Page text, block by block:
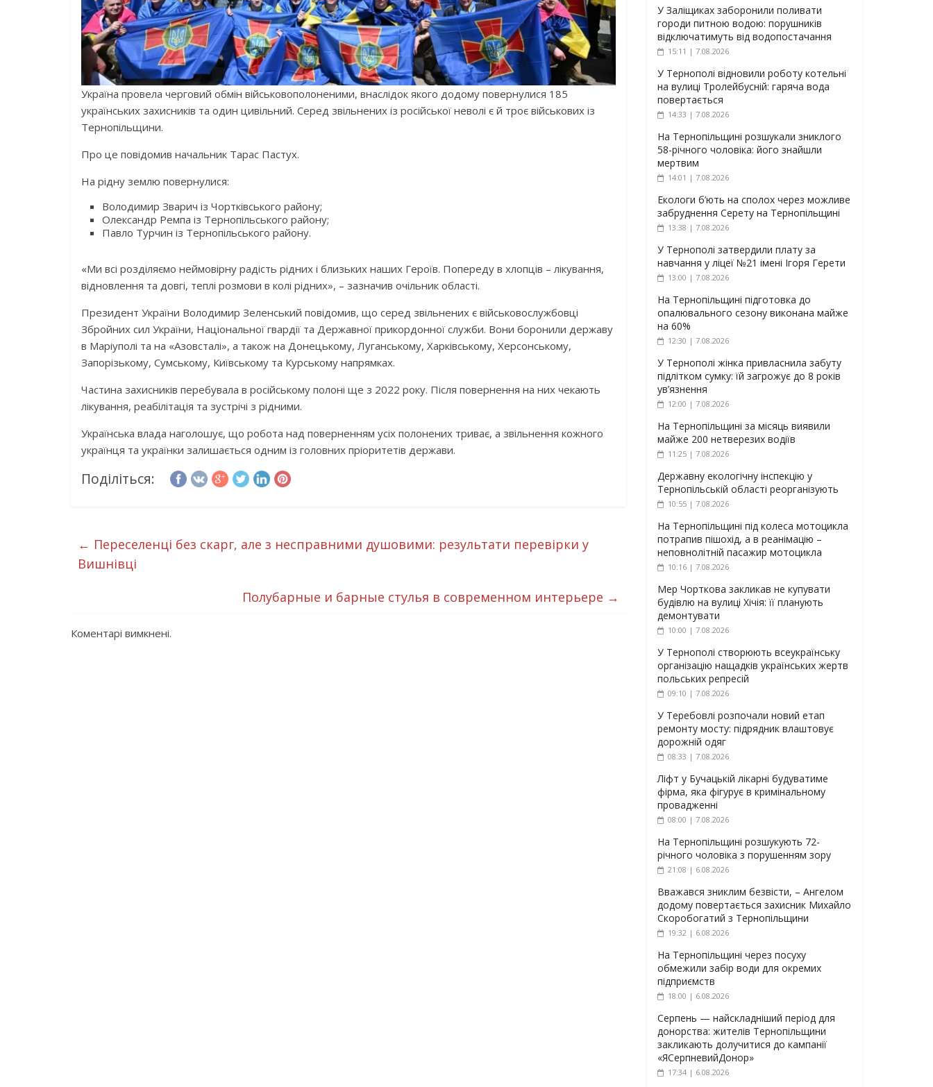
Україна провела черговий обмін військовополоненими, внаслідок якого додому повернулися 185
українських захисників та один цивільний. Серед звільнених із російської неволі є й троє військових із
Тернопільщини.
Про це повідомив начальник Тарас Пастух.
На рідну землю повернулися:
Володимир Зварич із Чортківського району;
Олександр Ремпа із Тернопільського району;
Павло Турчин із Тернопільського району.
«Ми всі розділяємо неймовірну радість рідних і близьких наших Героїв. Попереду в хлопців – лікування,
відновлення та довгі, теплі розмови в колі рідних», – зазначив очільник області.
Президент України Володимир Зеленський повідомив, що серед звільнених є військовослужбовці
Збройних сил України, Національної гвардії та Державної прикордонної служби. Вони боронили державу
в Маріуполі та на «Азовсталі», а також на Донецькому, Луганському, Харківському, Херсонському,
Запорізькому, Сумському, Київському та Курському напрямках.
Частина захисників перебувала в російському полоні ще з 2022 року. Після повернення на них чекають
лікування, реабілітація та зустрічі з рідними.
Українська влада наголошує, що робота над поверненням усіх полонених триває, а звільнення кожного
українця та українки залишається одним із головних пріоритетів держави.
Поділіться:
← Переселенці без скарг, але з несправними душовими: результати перевірки у
Вишнівці
Полубарные и барные стулья в современном интерьере →
Коментарі вимкнені.
У Заліщиках заборонили поливати
городи питною водою: порушників
відключатимуть від водопостачання
15:11 | 7.08.2026
У Тернополі відновили роботу котельні
на вулиці Тролейбусній: гаряча вода
повертається
14:33 | 7.08.2026
На Тернопільщині розшукали зниклого
58-річного чоловіка: його знайшли
мертвим
14:01 | 7.08.2026
Екологи б’ють на сполох через можливе
забруднення Серету на Тернопільщині
13:38 | 7.08.2026
У Тернополі затвердили плату за
навчання у ліцеї №21 імені Ігоря Герети
13:00 | 7.08.2026
На Тернопільщині підготовка до
опалювального сезону виконана майже
на 60%
12:30 | 7.08.2026
У Тернополі жінка привласнила забуту
підлітком сумку: їй загрожує до 8 років
ув’язнення
12:00 | 7.08.2026
На Тернопільщині за місяць виявили
майже 200 нетверезих водіїв
11:25 | 7.08.2026
Державну екологічну інспекцію у
Тернопільській області реорганізують
10:55 | 7.08.2026
На Тернопільщині під колеса мотоцикла
потрапив пішохід, а в реанімацію –
неповнолітній пасажир мотоцикла
10:16 | 7.08.2026
Мер Чорткова закликав не купувати
будівлю на вулиці Хічія: її планують
демонтувати
10:00 | 7.08.2026
У Тернополі створюють всеукраїнську
організацію нащадків українських жертв
польських репресій
09:10 | 7.08.2026
У Теребовлі розпочали новий етап
ремонту мосту: підрядник влаштовує
дорожній одяг
08:33 | 7.08.2026
Ліфт у Бучацькій лікарні будуватиме
фірма, яка фігурує в кримінальному
провадженні
08:00 | 7.08.2026
На Тернопільщині розшукують 72-
річного чоловіка з порушенням зору
21:08 | 6.08.2026
Вважався зниклим безвісти, – Ангелом
додому повертається захисник Михайло
Скоробогатий з Тернопільщини
19:32 | 6.08.2026
На Тернопільщині через посуху
обмежили забір води для окремих
підприємств
18:00 | 6.08.2026
Серпень — найскладніший період для
донорства: жителів Тернопільщини
закликають долучитися до кампанії
«ЯСерпневийДонор»
17:34 | 6.08.2026